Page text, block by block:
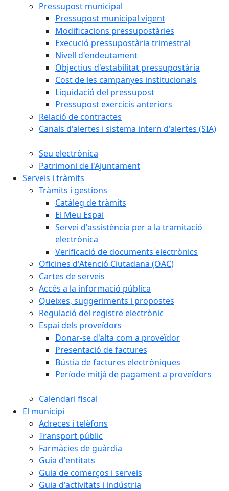
Pressupost municipal
Pressupost municipal vigent
Modificacions pressupostàries
Execució pressupostària trimestral
Nivell d'endeutament
Objectius d'estabilitat pressupostària
Cost de les campanyes institucionals
Liquidació del pressupost
Pressupost exercicis anteriors
Relació de contractes
Canals d'alertes i sistema intern d'alertes (SIA)
Seu electrònica
Patrimoni de l'Ajuntament
Serveis i tràmits
Tràmits i gestions
Catàleg de tràmits
El Meu Espai
Servei d'assistència per a la tramitació
electrònica
Verificació de documents electrònics
Oficines d'Atenció Ciutadana (OAC)
Cartes de serveis
Accés a la informació pública
Queixes, suggeriments i propostes
Regulació del registre electrònic
Espai dels proveïdors
Donar-se d'alta com a proveïdor
Presentació de factures
Bústia de factures electròniques
Període mitjà de pagament a proveïdors
Calendari fiscal
El municipi
Adreces i telèfons
Transport públic
Farmàcies de guàrdia
Guia d'entitats
Guia de comerços i serveis
Guia d'activitats i indústria